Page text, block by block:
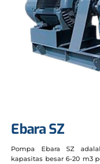
Ebara SZ
Pompa Ebara SZ
kapasitas besar 6-20 m3